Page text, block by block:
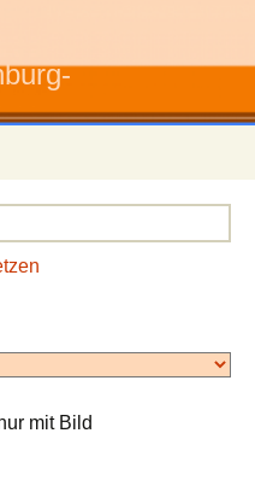
mit Bild